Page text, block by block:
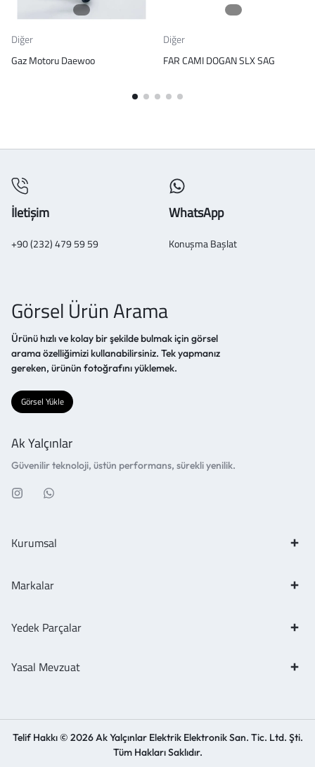
Diğer
Gaz Motoru Daewoo
Diğer
FAR CAMI DOGAN SLX SAG
İletişim
+90 (232) 479 59 59
WhatsApp
Konuşma Başlat
Görsel Ürün Arama
Ürünü hızlı ve kolay bir şekilde bulmak için görsel
arama özelliğimizi kullanabilirsiniz. Tek yapmanız
gereken, ürünün fotoğrafını yüklemek.
Görsel Yükle
Ak Yalçınlar
Güvenilir teknoloji, üstün performans, sürekli yenilik.
Kurumsal
Markalar
Yedek Parçalar
Yasal Mevzuat
Telif Hakkı © 2026 Ak Yalçınlar Elektrik Elektronik San. Tic. Ltd. Şti.
Tüm Hakları Saklıdır.